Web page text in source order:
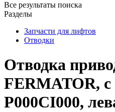
Все результаты поиска
Разделы
Запчасти для лифтов
Отводки
Отводка
FERMATOR,
P000CI000,